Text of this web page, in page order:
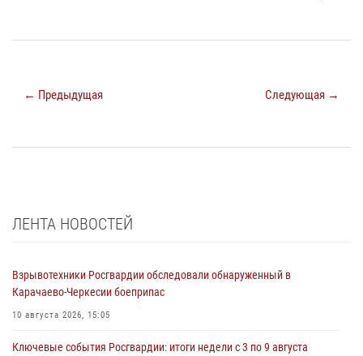
← Предыдущая Следующая →
ЛЕНТА НОВОСТЕЙ
Взрывотехники Росгвардии обследовали обнаруженный в
Карачаево-Черкесии боеприпас
10 августа 2026, 15:05
Ключевые события Росгвардии: итоги недели с 3 по 9 августа